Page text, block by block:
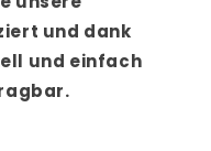
und dank
und einfach